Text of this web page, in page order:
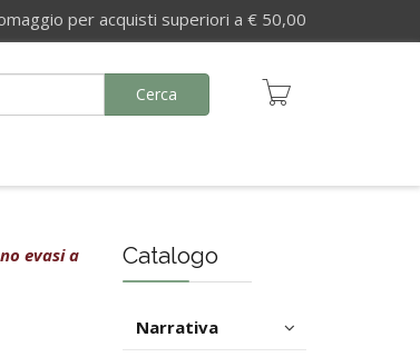
per acquisti superiori a € 50,00
Cerca
evasi a
Catalogo
Narrativa